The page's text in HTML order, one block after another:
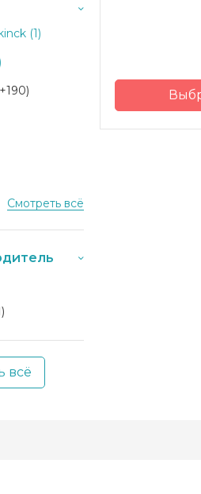
(1)
Смотреть всё
всё
Бренд